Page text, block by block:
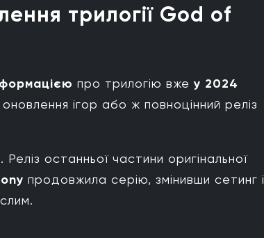
трилогії God of
про трилогію вжеу 2024
ігор або ж повноцінний реліз
останньої частини оригінальної
продовжила серію, змінивши сетинг і